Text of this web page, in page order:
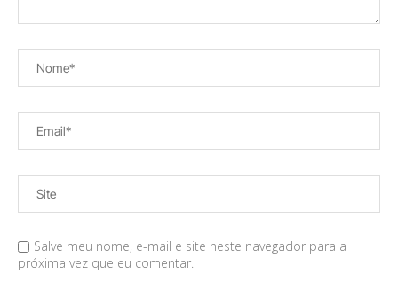
Salve meu nome, e-mail e site neste navegador para a
próxima vez que eu comentar.